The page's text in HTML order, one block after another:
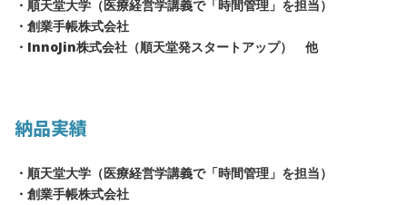
・順天堂大学（医療経営学講義で「時間管理」を担当）
・創業手帳株式会社
・InnoJin株式会社（順天堂発スタートアップ） 他
納品実績
・順天堂大学（医療経営学講義で「時間管理」を担当）
・創業手帳株式会社